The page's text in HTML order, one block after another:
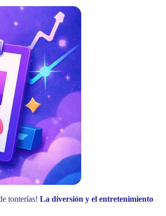
tonterías! La diversión y el entretenimiento